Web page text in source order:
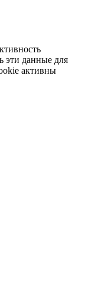
эти данные для
активны